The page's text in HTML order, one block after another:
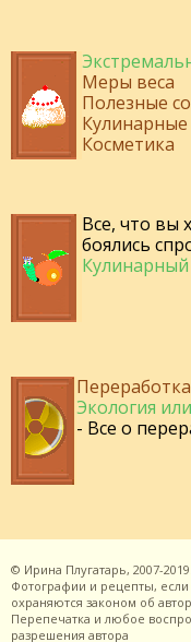
Меры веса
Полезные
Косметика
Все, что вы
боялись
Экология
- Все о
© Ирина Плугатарь, 2007-2019.
Фотографии и рецепты, если
охраняются законом об
Перепечатка и любое
разрешения автора